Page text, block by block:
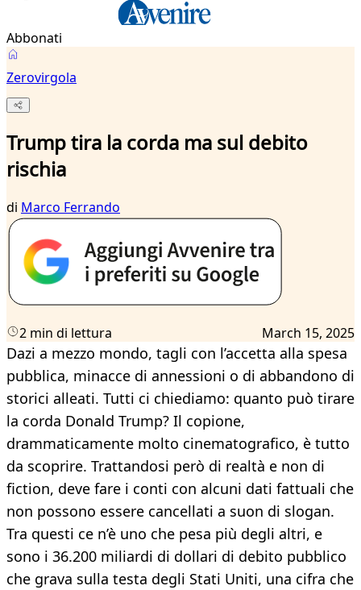
Abbonati
Zerovirgola
Trump tira la corda ma sul debito
rischia
di Marco Ferrando
2 min di lettura March 15, 2025
Dazi a mezzo mondo, tagli con l’accetta alla spesa
pubblica, minacce di annessioni o di abbandono di
storici alleati. Tutti ci chiediamo: quanto può tirare
la corda Donald Trump? Il copione,
drammaticamente molto cinematografico, è tutto
da scoprire. Trattandosi però di realtà e non di
fiction, deve fare i conti con alcuni dati fattuali che
non possono essere cancellati a suon di slogan.
Tra questi ce n’è uno che pesa più degli altri, e
sono i 36.200 miliardi di dollari di debito pubblico
che grava sulla testa degli Stati Uniti, una cifra che